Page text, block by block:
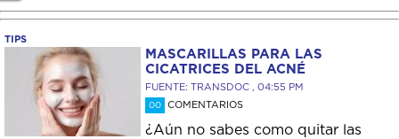
TIPS
MASCARILLAS PARA LAS
CICATRICES DEL ACNÉ
FUENTE: TRANSDOC , 04:55 PM
00 COMENTARIOS
¿Aún no sabes como quitar las